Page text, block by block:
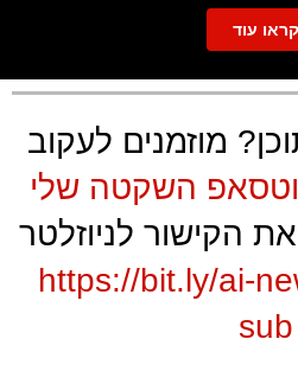
קראו עוד
מוזמנים לעקוב
השקטה שלי
הקישור לניוזלטר
‏https://bit.ly/ai-
sub